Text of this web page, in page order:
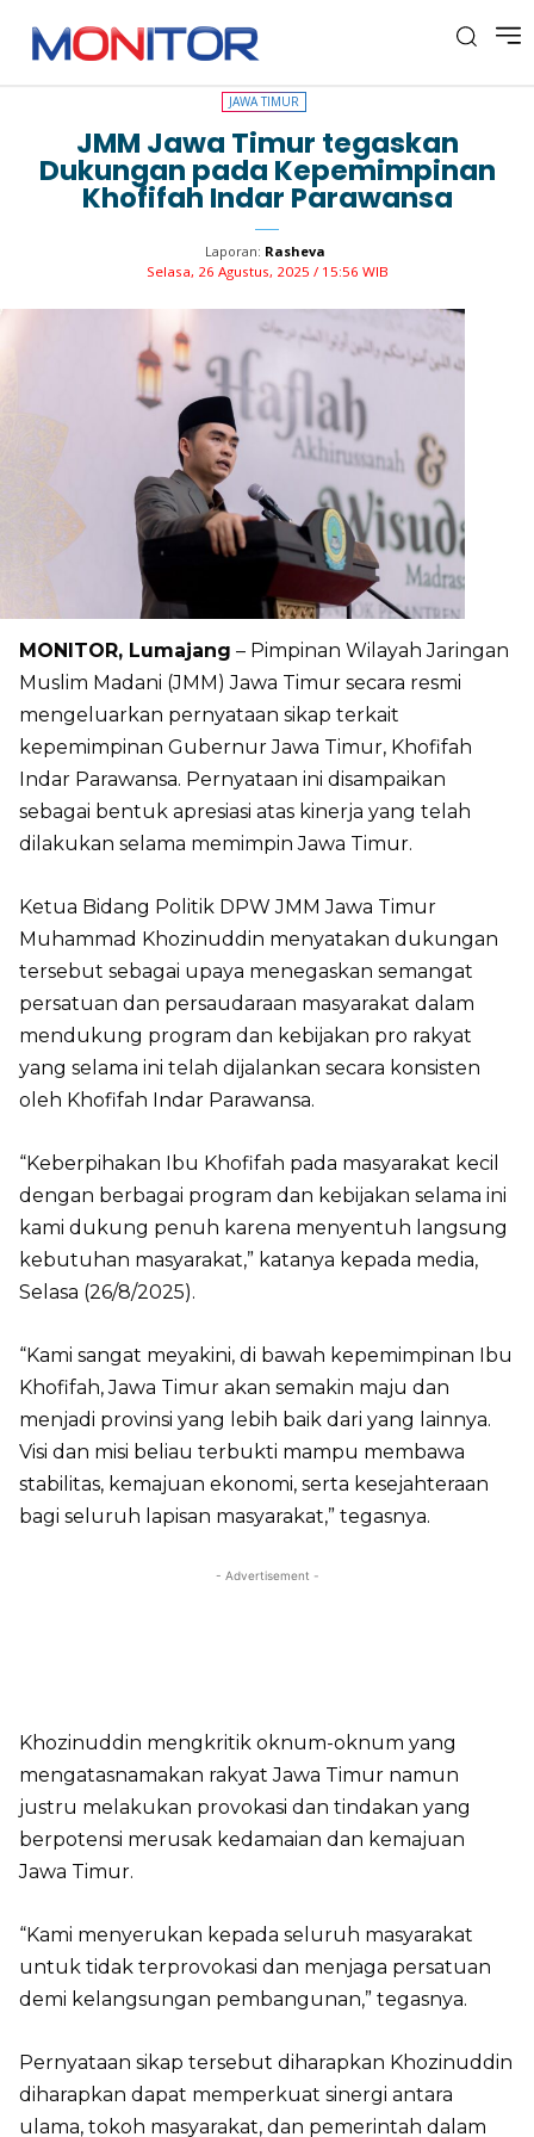
JAWA TIMUR
JAWA TIMUR
JMM Jawa Timur tegaskan
Dukungan pada Kepemimpinan
Khofifah Indar Parawansa
Laporan: Rasheva
Selasa, 26 Agustus, 2025 / 15:56 WIB
MONITOR, Lumajang – Pimpinan Wilayah Jaringan
Muslim Madani (JMM) Jawa Timur secara resmi
mengeluarkan pernyataan sikap terkait
kepemimpinan Gubernur Jawa Timur, Khofifah
Indar Parawansa. Pernyataan ini disampaikan
sebagai bentuk apresiasi atas kinerja yang telah
dilakukan selama memimpin Jawa Timur.
Ketua Bidang Politik DPW JMM Jawa Timur
Muhammad Khozinuddin menyatakan dukungan
tersebut sebagai upaya menegaskan semangat
persatuan dan persaudaraan masyarakat dalam
mendukung program dan kebijakan pro rakyat
yang selama ini telah dijalankan secara konsisten
oleh Khofifah Indar Parawansa.
“Keberpihakan Ibu Khofifah pada masyarakat kecil
dengan berbagai program dan kebijakan selama ini
kami dukung penuh karena menyentuh langsung
kebutuhan masyarakat,” katanya kepada media,
Selasa (26/8/2025).
“Kami sangat meyakini, di bawah kepemimpinan Ibu
Khofifah, Jawa Timur akan semakin maju dan
menjadi provinsi yang lebih baik dari yang lainnya.
Visi dan misi beliau terbukti mampu membawa
stabilitas, kemajuan ekonomi, serta kesejahteraan
bagi seluruh lapisan masyarakat,” tegasnya.
- Advertisement -
Khozinuddin mengkritik oknum-oknum yang
mengatasnamakan rakyat Jawa Timur namun
justru melakukan provokasi dan tindakan yang
berpotensi merusak kedamaian dan kemajuan
Jawa Timur.
“Kami menyerukan kepada seluruh masyarakat
untuk tidak terprovokasi dan menjaga persatuan
demi kelangsungan pembangunan,” tegasnya.
Pernyataan sikap tersebut diharapkan Khozinuddin
diharapkan dapat memperkuat sinergi antara
ulama, tokoh masyarakat, dan pemerintah dalam